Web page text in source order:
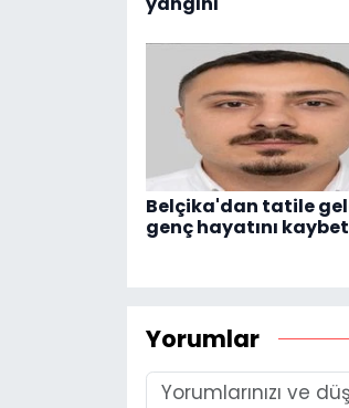
Belçika'dan tatile
genç hayatını
Yorumlar